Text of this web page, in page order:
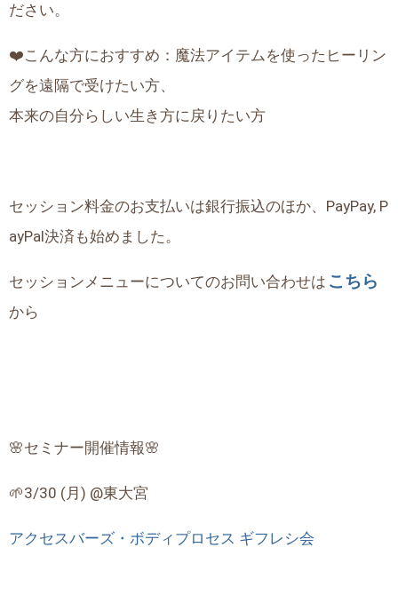
ださい。
❤️こんな方におすすめ：魔法アイテムを使ったヒーリン
グを遠隔で受けたい方、
本来の自分らしい生き方に戻りたい方
セッション料金のお支払いは銀行振込のほか、PayPay, P
ayPal決済も始めました。
セッションメニューについてのお問い合わせは こちら
から
🌸セミナー開催情報🌸
🌱3/30 (月) @東大宮
アクセスバーズ・ボディプロセス ギフレシ会